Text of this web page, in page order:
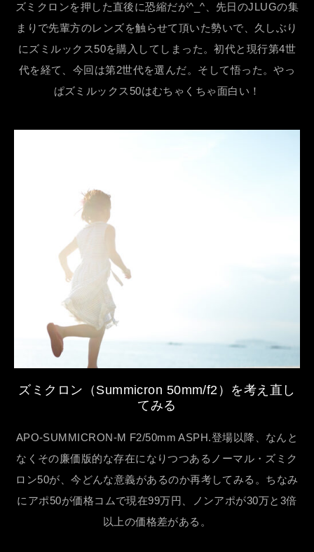
ズミクロンを押した直後に恐縮だが^_^、先日のJLUGの集
まりで先輩方のレンズを触らせて頂いた勢いで、久しぶり
にズミルックス50を購入してしまった。初代と現行第4世
代を経て、今回は第2世代を選んだ。そして悟った。やっ
ぱズミルックス50はむちゃくちゃ面白い！
ズミクロン（Summicron 50mm/f2）を考え直し
てみる
APO-SUMMICRON-M F2/50mm ASPH.登場以降、なんと
なくその廉価版的な存在になりつつあるノーマル・ズミク
ロン50が、今どんな意義があるのか再考してみる。ちなみ
にアポ50が価格コムで現在99万円、ノンアポが30万と3倍
以上の価格差がある。